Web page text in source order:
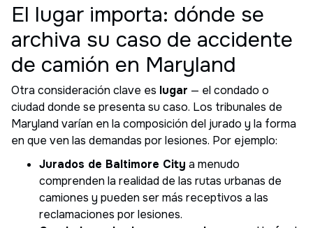
El lugar importa: dónde se
archiva su caso de accidente
de camión en Maryland
Otra consideración clave es lugar — el condado o
ciudad donde se presenta su caso. Los tribunales de
Maryland varían en la composición del jurado y la forma
en que ven las demandas por lesiones. Por ejemplo:
Jurados de Baltimore City a menudo
comprenden la realidad de las rutas urbanas de
camiones y pueden ser más receptivos a las
reclamaciones por lesiones.